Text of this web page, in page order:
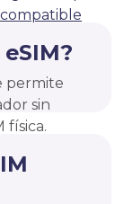
compatible
permite
sin
física.